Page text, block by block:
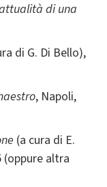
di una
di G. Di Bello),
, Napoli,
(a cura di E.
(oppure altra